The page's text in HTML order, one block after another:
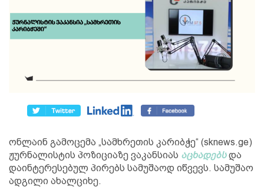
ონლაინ გამოცემა „სამხრეთის კარიბჭე“ (sknews.ge)
ჟურნალისტის პოზიციაზე ვაკანსიას აცხადებსდა
დაინტერესებულ პირებს სამუშაოდ იწვევს. სამუშაო
ადგილი ახალციხე.